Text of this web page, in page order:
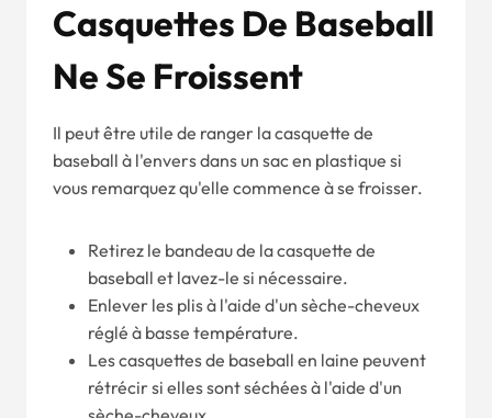
Casquettes De Baseball
Ne Se Froissent
Il peut être utile de ranger la casquette de
baseball à l'envers dans un sac en plastique si
vous remarquez qu'elle commence à se froisser.
Retirez le bandeau de la casquette de
baseball et lavez-le si nécessaire.
Enlever les plis à l'aide d'un sèche-cheveux
réglé à basse température.
Les casquettes de baseball en laine peuvent
rétrécir si elles sont séchées à l'aide d'un